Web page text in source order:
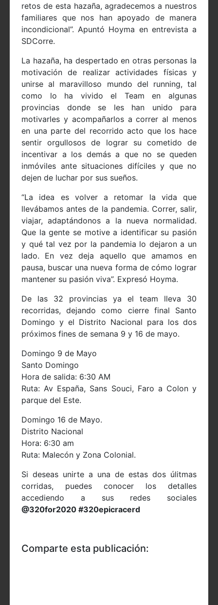
retos de esta hazaña, agradecemos a nuestros
familiares que nos han apoyado de manera
incondicional”. Apuntó Hoyma en entrevista a
SDCorre.
La hazaña, ha despertado en otras personas la
motivación de realizar actividades físicas y
unirse al maravilloso mundo del running, tal
como lo ha vivido el Team en algunas
provincias donde se les han unido para
motivarles y acompañarlos a correr al menos
en una parte del recorrido acto que los hace
sentir orgullosos de lograr su cometido de
incentivar a los demás a que no se queden
inmóviles ante situaciones difíciles y que no
dejen de luchar por sus sueños.
“La idea es volver a retomar la vida que
llevábamos antes de la pandemia. Correr, salir,
viajar, adaptándonos a la nueva normalidad.
Que la gente se motive a identificar su pasión
y qué tal vez por la pandemia lo dejaron a un
lado. En vez deja aquello que amamos en
pausa, buscar una nueva forma de cómo lograr
mantener su pasión viva”. Expresó Hoyma.
De las 32 provincias ya el team lleva 30
recorridas, dejando como cierre final Santo
Domingo y el Distrito Nacional para los dos
próximos fines de semana 9 y 16 de mayo.
Domingo 9 de Mayo
Santo Domingo
Hora de salida: 6:30 AM
Ruta: Av España, Sans Souci, Faro a Colon y
parque del Este.
Domingo 16 de Mayo.
Distrito Nacional
Hora: 6:30 am
Ruta: Malecón y Zona Colonial.
Si deseas unirte a una de estas dos úlitmas
corridas, puedes conocer los detalles
accediendo a sus redes sociales
@320for2020 #320epicracerd
Comparte esta publicación: